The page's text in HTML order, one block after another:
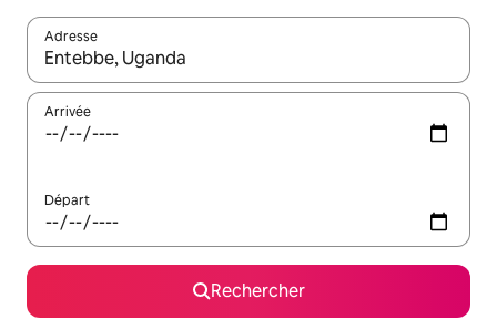
Adresse
Lorsque les résultats s'affichent, utilisez les flèches vers le
Arrivée
Départ
Rechercher